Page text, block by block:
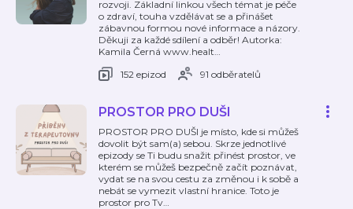
rozvoji. Základní linkou všech témat je péče
o zdraví, touha vzdělávat se a přinášet
zábavnou formou nové informace a názory.
Děkuji za každé sdílení a odběr! Autorka:
Kamila Černá www.healt…
152 epizod
91 odběratelů
PROSTOR PRO DUŠI
PROSTOR PRO DUŠI je místo, kde si můžeš
dovolit být sam(a) sebou. Skrze jednotlivé
epizody se Ti budu snažit přinést prostor, ve
kterém se můžeš bezpečně začít poznávat,
vydat se na svou cestu za změnou i k sobě a
nebát se vymezit vlastní hranice. Toto je
prostor pro Tv…